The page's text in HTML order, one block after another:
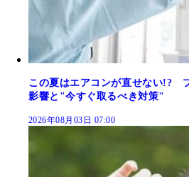
この夏はエアコンが直せない!?
影響と"今すぐ取るべき対策"
2026年08月03日 07:00